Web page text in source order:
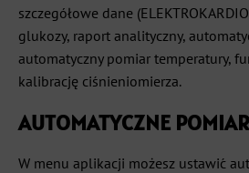
szczegółowe dane
glukozy, raport analityczny,
automatyczny pomiar temperatury,
kalibrację ciśnieniomierza.
AUTOMATYCZNE
W menu aplikacji możesz ustawić